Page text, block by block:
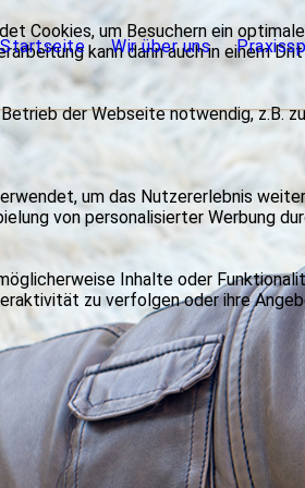
Startseite Wir über uns
Cookies, um Besuchern ein
kann dann auch in einem
der Webseite notwendig, z.B.
um das Nutzererlebnis
von personalisierter Werbung
Inhalte oder
zu verfolgen oder ihre